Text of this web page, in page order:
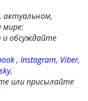
мире:
и обсуждайте
,Instagram, Viber,
,
или присылайте